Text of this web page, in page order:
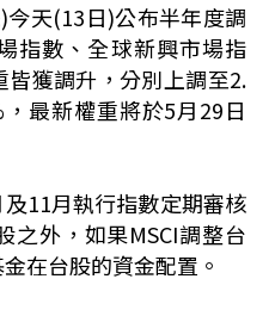
今天(13日)公布半年度調
指數、全球新興市場指
獲調升，分別上調至2.
最新權重將於5月29日
11月執行指數定期審核
之外，如果MSCI調整台
在台股的資金配置。